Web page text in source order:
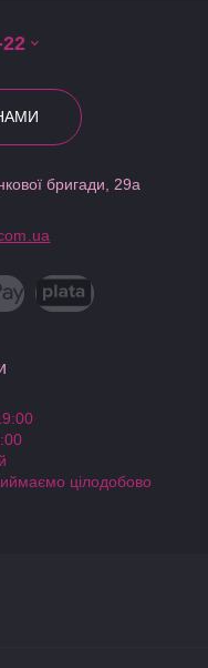
бригади, 29а
цілодобово